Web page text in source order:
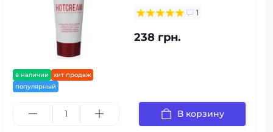
в наличии
хит продаж
популярный
1
238 грн.
В корзину